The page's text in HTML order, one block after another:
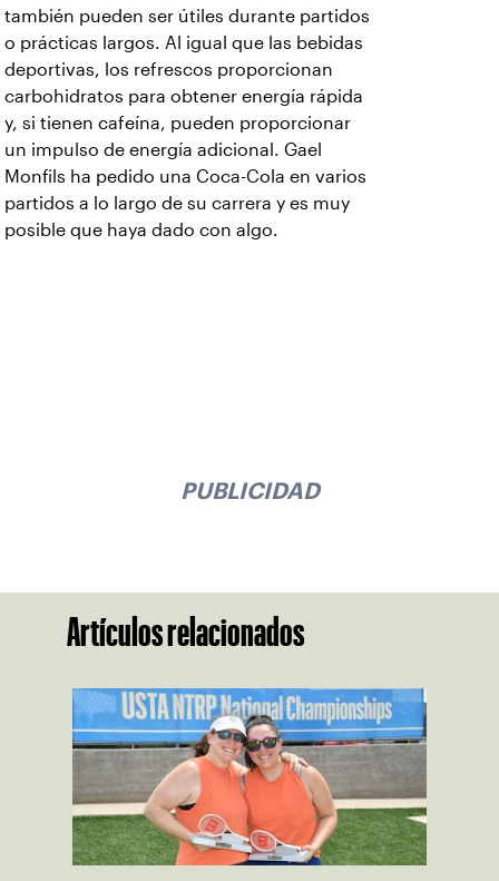
también pueden ser útiles durante partidos
o prácticas largos. Al igual que las bebidas
deportivas, los refrescos proporcionan
carbohidratos para obtener energía rápida
y, si tienen cafeína, pueden proporcionar
un impulso de energía adicional. Gael
Monfils ha pedido una Coca-Cola en varios
partidos a lo largo de su carrera y es muy
posible que haya dado con algo.
PUBLICIDAD
Artículos relacionados